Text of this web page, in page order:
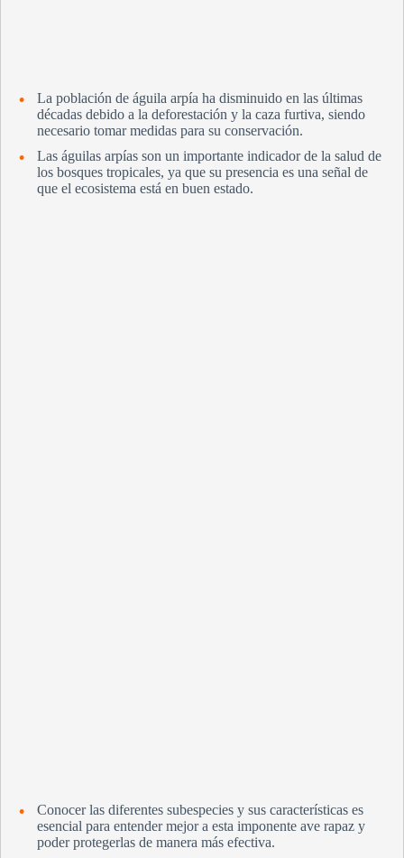
La población de águila arpía ha disminuido en las últimas
décadas debido a la deforestación y la caza furtiva, siendo
necesario tomar medidas para su conservación.
Las águilas arpías son un importante indicador de la salud de
los bosques tropicales, ya que su presencia es una señal de
que el ecosistema está en buen estado.
Conocer las diferentes subespecies y sus características es
esencial para entender mejor a esta imponente ave rapaz y
poder protegerlas de manera más efectiva.